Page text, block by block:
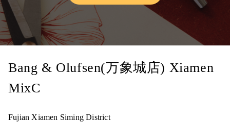
Bang & Olufsen(万象城店) Xiamen
MixC
Fujian Xiamen Siming District